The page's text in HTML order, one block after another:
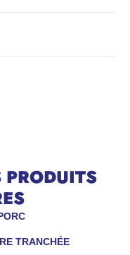
PRODUITS
TRANCHÉE